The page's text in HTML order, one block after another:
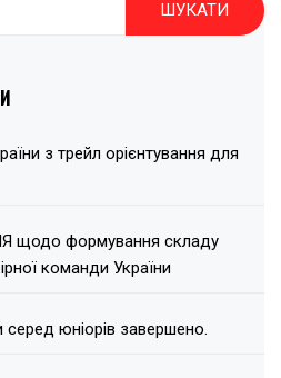
з трейл орієнтування для
щодо формування складу
команди України
юніорів завершено.